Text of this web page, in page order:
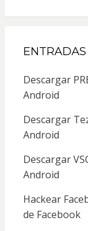
Descargar
Android
Descargar
Android
Descargar
Android
Hackear
de Facebook